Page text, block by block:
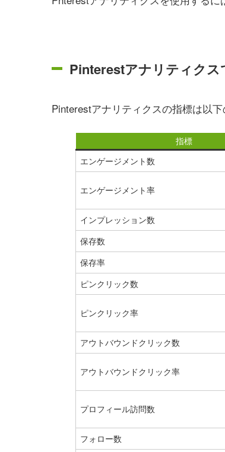
Pinterestアナリティク
Pinterestアナリティクスの指標は以下
指標
エンゲージメント数
エンゲージメント率
インプレッション数
保存数
保存率
ピンクリック数
ピンクリック率
アウトバウンドクリック数
アウトバウンドクリック率
プロフィール訪問数
フォロー数